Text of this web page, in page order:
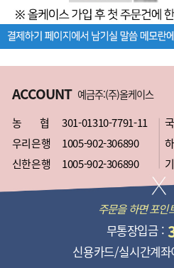
ACCOUNT 예금주:(주)올케이스
농 협
301-01310-7791-11
우리은행
1005-902-306890
신한은행
1005-902-306890
주문을 하면 포인
무통장입금 :
신용카드/실시간계좌